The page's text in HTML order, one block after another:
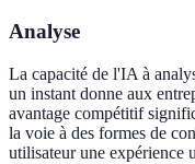
Analyse
La capacité de l'IA à
un instant donne aux
avantage compétitif
la voie à des formes de
utilisateur une expérience